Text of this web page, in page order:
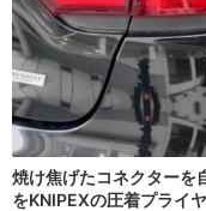
焼け焦げたコネクターを
をKNIPEXの圧着プライ